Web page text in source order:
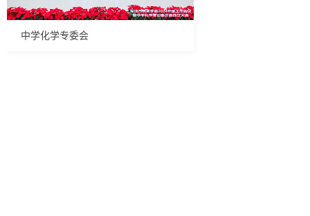
中学化学专委会